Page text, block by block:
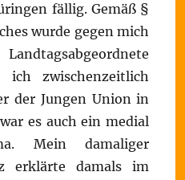
fällig. Gemäß §
wurde gegen mich
zwischenzeitlich
der Jungen Union in
es auch ein medial
Mein damaliger
erklärte damals im